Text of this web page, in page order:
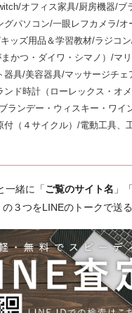
オフィス家具/厨房機器/ブ
グパソコン/一眼レフカメラ/オ
ッズ用品＆学習教材/ラジコ
かつ・ダイワ・シマノ）/マ
器具/美容器具/マッサージチェ
ンド時計（ローレックス・オ
ランデー・ウィスキー・ワイ
付（４サイクル）/電動工具、
一緒に「ご覧のサイト名 」「
の３つをLINEのトークで送